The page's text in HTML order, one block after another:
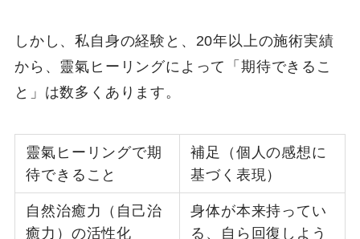
しかし、私自身の経験と、20年以上の施術実績
から、靈氣ヒーリングによって「期待できるこ
と」は数多くあります。
靈氣ヒーリングで期
待できること
補足（個人の感想に
基づく表現）
自然治癒力（自己治
癒力）の活性化
身体が本来持ってい
る、自ら回復しよう